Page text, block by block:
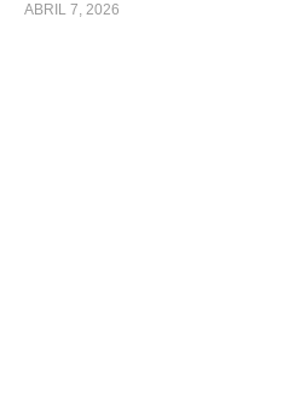
ABRIL 7, 2026